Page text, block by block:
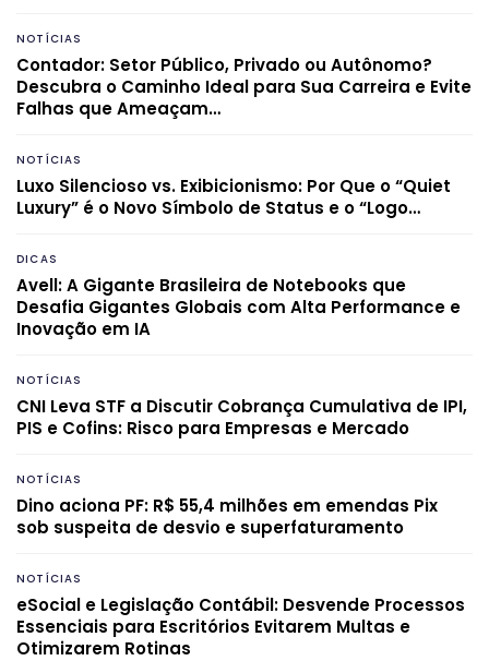
NOTÍCIAS
Contador: Setor Público, Privado ou Autônomo?
Descubra o Caminho Ideal para Sua Carreira e Evite
Falhas que Ameaçam…
NOTÍCIAS
Luxo Silencioso vs. Exibicionismo: Por Que o “Quiet
Luxury” é o Novo Símbolo de Status e o “Logo…
DICAS
Avell: A Gigante Brasileira de Notebooks que
Desafia Gigantes Globais com Alta Performance e
Inovação em IA
NOTÍCIAS
CNI Leva STF a Discutir Cobrança Cumulativa de IPI,
PIS e Cofins: Risco para Empresas e Mercado
NOTÍCIAS
Dino aciona PF: R$ 55,4 milhões em emendas Pix
sob suspeita de desvio e superfaturamento
NOTÍCIAS
eSocial e Legislação Contábil: Desvende Processos
Essenciais para Escritórios Evitarem Multas e
Otimizarem Rotinas